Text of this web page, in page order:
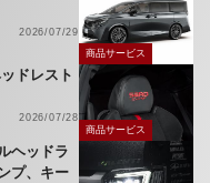
2026/07/29
商品サービス
ドレスト
2026/07/28
商品サービス
ヘッドラ
プ、キー